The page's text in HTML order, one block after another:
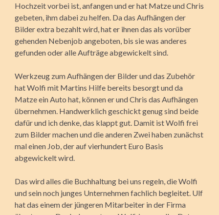
Hochzeit vorbei ist, anfangen und er hat Matze und Chris
gebeten, ihm dabei zu helfen. Da das Aufhängen der
Bilder extra bezahlt wird, hat er ihnen das als vorüber
gehenden Nebenjob angeboten, bis sie was anderes
gefunden oder alle Aufträge abgewickelt sind.
Werkzeug zum Aufhängen der Bilder und das Zubehör
hat Wolfi mit Martins Hilfe bereits besorgt und da
Matze ein Auto hat, können er und Chris das Aufhängen
übernehmen. Handwerklich geschickt genug sind beide
dafür und ich denke, das klappt gut. Damit ist Wolfi frei
zum Bilder machen und die anderen Zwei haben zunächst
mal einen Job, der auf vierhundert Euro Basis
abgewickelt wird.
Das wird alles die Buchhaltung bei uns regeln, die Wolfi
und sein noch junges Unternehmen fachlich begleitet. Ulf
hat das einem der jüngeren Mitarbeiter in der Firma